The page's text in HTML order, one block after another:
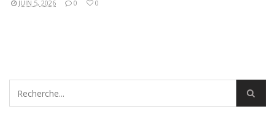
JUIN 5, 2026 0 0